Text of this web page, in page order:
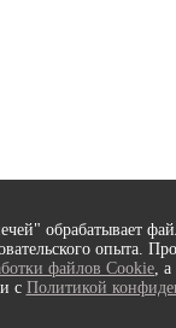
обрабатывает
опыта.
файлов Cookie, а
с Политикой